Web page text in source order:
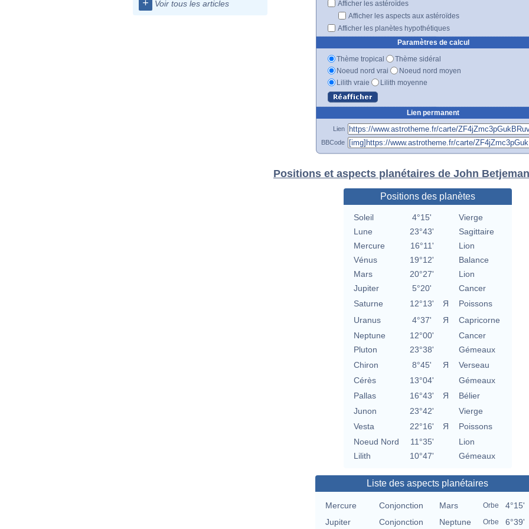
+ Voir tous les articles
Afficher les astéroïdes
Afficher les aspects aux astéroïdes
Afficher les planètes hypothétiques
Paramètres de calcul
Thème tropical
Thème sidéral
Noeud nord vrai
Noeud nord moyen
Lilith vraie
Lilith moyenne
Lien permanent
Lien
BBCode
Positions et aspects planétaires de John Betjeman
Positions des planètes
Soleil 4°15'
Vierge
Lune
23°43'
Sagittaire
Mercure
16°11'
Lion
Vénus
19°12'
Balance
Mars
20°27'
Lion
Jupiter
5°20'
Cancer
Saturne
12°13' Я
Poissons
Uranus
4°37' Я
Capricorne
Neptune
12°00'
Cancer
Pluton
23°38'
Gémeaux
Chiron
8°45' Я
Verseau
Cérès
13°04'
Gémeaux
Pallas
16°43' Я
Bélier
Junon
23°42'
Vierge
Vesta
22°16' Я
Poissons
Noeud Nord
11°35'
Lion
Lilith
10°47' Gémeaux
Liste des aspects planétaires
Mercure Conjonction Mars Orbe
4°15'
Jupiter
Conjonction Neptune Orbe 6°39'